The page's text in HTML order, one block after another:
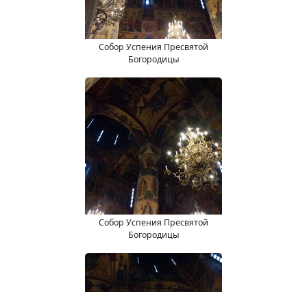
Собор Успения Пресвятой
Богородицы
Собор Успения Пресвятой
Богородицы